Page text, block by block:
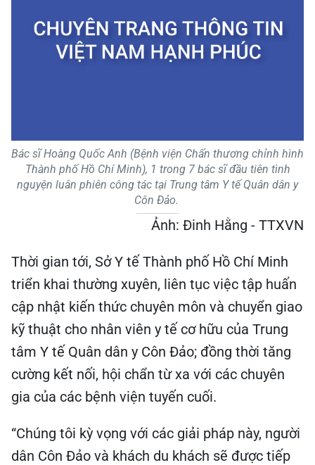
Bác sĩ Hoàng Quốc Anh (Bệnh viện Chấn thương chỉnh hình
Thành phố Hồ Chí Minh), 1 trong 7 bác sĩ đầu tiên tình
nguyện luân phiên công tác tại Trung tâm Y tế Quân dân y
Côn Đảo.
Ảnh: Đinh Hằng - TTXVN
Thời gian tới, Sở Y tế Thành phố Hồ Chí Minh
triển khai thường xuyên, liên tục việc tập huấn
cập nhật kiến thức chuyên môn và chuyển giao
kỹ thuật cho nhân viên y tế cơ hữu của Trung
tâm Y tế Quân dân y Côn Đảo; đồng thời tăng
cường kết nối, hội chẩn từ xa với các chuyên
gia của các bệnh viện tuyến cuối.
“Chúng tôi kỳ vọng với các giải pháp này, người
dân Côn Đảo và khách du khách sẽ được tiếp